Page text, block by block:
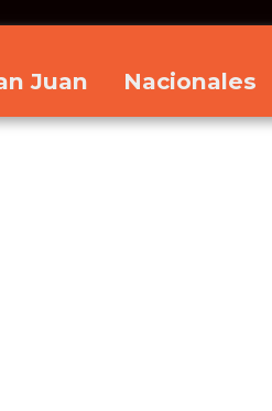
Juan Nacionales